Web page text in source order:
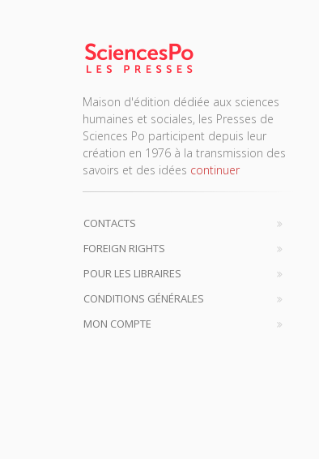
Maison d'édition dédiée aux sciences
humaines et sociales, les Presses de
Sciences Po participent depuis leur
création en 1976 à la transmission des
savoirs et des idées continuer
CONTACTS
FOREIGN RIGHTS
POUR LES LIBRAIRES
CONDITIONS GÉNÉRALES
MON COMPTE